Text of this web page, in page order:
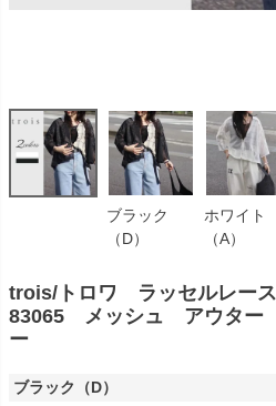
ブラック
（D）
ホワイト
（A）
trois/トロワ ラッセルレー
83065 メッシュ アウタ
ー
ブラック（D）